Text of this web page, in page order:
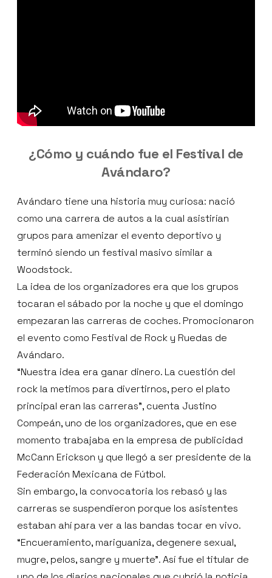
¿Cómo y cuándo fue el Festival de
Avándaro?
Avándaro tiene una historia muy curiosa: nació
como una carrera de autos a la cual asistirían
grupos para amenizar el evento deportivo y
terminó siendo un festival masivo similar a
Woodstock.
La idea de los organizadores era que los grupos
tocaran el sábado por la noche y que el domingo
empezaran las carreras de coches. Promocionaron
el evento como Festival de Rock y Ruedas de
Avándaro.
“Nuestra idea era ganar dinero. La cuestión del
rock la metimos para divertirnos, pero el plato
principal eran las carreras”, cuenta Justino
Compeán, uno de los organizadores, que en ese
momento trabajaba en la empresa de publicidad
McCann Erickson y que llegó a ser presidente de la
Federación Mexicana de Fútbol.
Sin embargo, la convocatoria los rebasó y las
carreras se suspendieron porque los asistentes
estaban ahí para ver a las bandas tocar en vivo.
“Encueramiento, mariguaniza, degenere sexual,
mugre, pelos, sangre y muerte”. Así fue el titular de